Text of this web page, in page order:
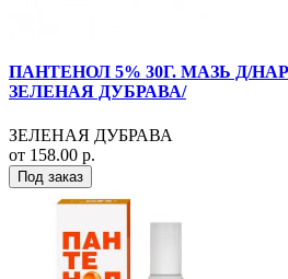
ПАНТЕНОЛ 5% 30Г. МАЗЬ Д/
ЗЕЛЕНАЯ ДУБРАВА/
ЗЕЛЕНАЯ ДУБРАВА
от 158.00 р.
Под заказ